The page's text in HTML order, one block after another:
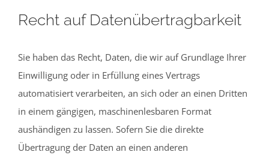
Recht auf Datenübertragbarkeit
Sie haben das Recht, Daten, die wir auf Grundlage Ihrer
Einwilligung oder in Erfüllung eines Vertrags
automatisiert verarbeiten, an sich oder an einen Dritten
in einem gängigen, maschinenlesbaren Format
aushändigen zu lassen. Sofern Sie die direkte
Übertragung der Daten an einen anderen